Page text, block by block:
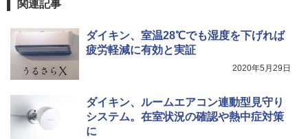
関連記事
ダイキン、室温28℃でも湿度を下げれば
疲労軽減に有効と実証
2020年5月29日
ダイキン、ルームエアコン連動型見守り
システム。在室状況の確認や熱中症対策
に